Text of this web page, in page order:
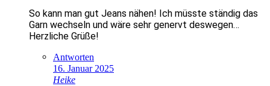
So kann man gut Jeans nähen! Ich müsste ständig das
Garn wechseln und wäre sehr genervt deswegen…
Herzliche Grüße!
Antworten
16. Januar 2025
Heike